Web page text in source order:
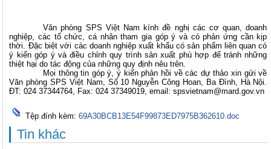
Văn phòng SPS Việt Nam kính đề nghị các cơ quan, doanh
nghiệp, các tổ chức, cá nhân tham gia góp ý và có phản ứng cần kịp
thời. Đặc biệt với các doanh nghiệp xuất khẩu có sản phẩm liên quan có
ý kiến góp ý và điều chỉnh quy trình sản xuất phù hợp để tránh những
thiệt hại do tác động của những quy định nêu trên.
Mọi thông tin góp ý, ý kiến phản hồi về các dự thảo xin gửi về
Văn phòng SPS Việt Nam, Số 10 Nguyễn Công Hoan, Ba Đình, Hà Nội.
ĐT: 024 37344764, Fax: 024 37349019, email: spsvietnam@mard.gov.vn
Tệp đính kèm: 69A30BCB13E54F99873ED7975B362610.doc
Tin khác